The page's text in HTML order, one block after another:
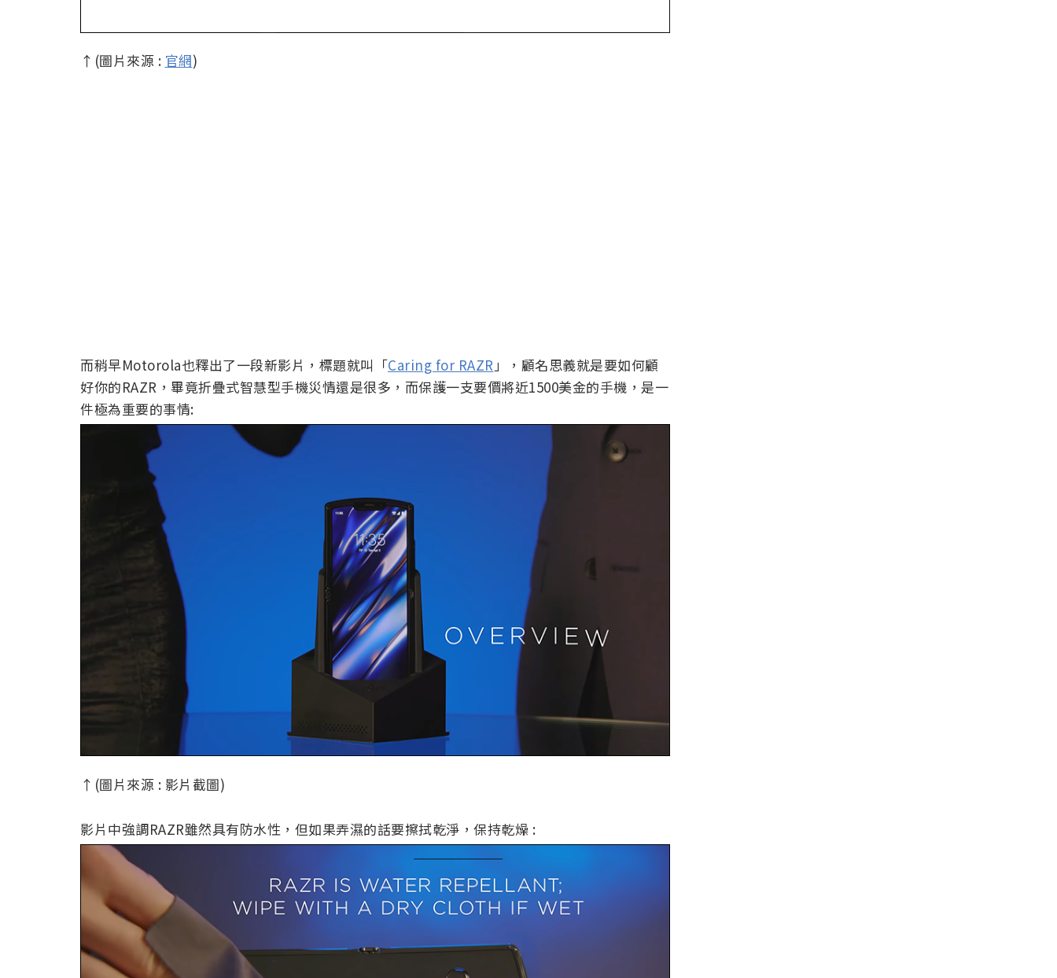
↑(圖片來源 : 官網)
而稍早Motorola也釋出了一段新影片，標題就叫「Caring for RAZR」，顧名思義就是要如何顧
好你的RAZR，畢竟折疊式智慧型手機災情還是很多，而保護一支要價將近1500美金的手機，是一
件極為重要的事情:
↑(圖片來源 : 影片截圖)
影片中強調RAZR雖然具有防水性，但如果弄濕的話要擦拭乾淨，保持乾燥 :